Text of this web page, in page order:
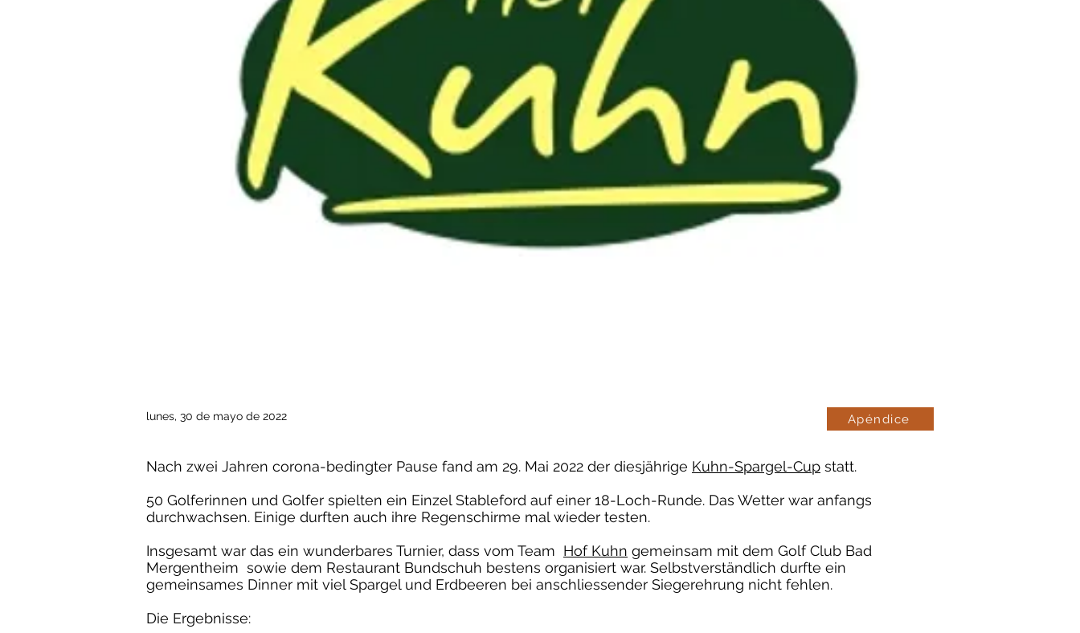
lunes, 30 de mayo de 2022 Apéndice
Nach zwei Jahren corona-bedingter Pause fand am 29. Mai 2022 der diesjährige Kuhn-Spargel-Cup statt.
50 Golferinnen und Golfer spielten ein Einzel Stableford auf einer 18-Loch-Runde. Das Wetter war anfangs
durchwachsen. Einige durften auch ihre Regenschirme mal wieder testen.
Insgesamt war das ein wunderbares Turnier, dass vom Team Hof Kuhn gemeinsam mit dem Golf Club Bad
Mergentheim sowie dem Restaurant Bundschuh bestens organisiert war. Selbstverständlich durfte ein
gemeinsames Dinner mit viel Spargel und Erdbeeren bei anschliessender Siegerehrung nicht fehlen.
Die Ergebnisse: